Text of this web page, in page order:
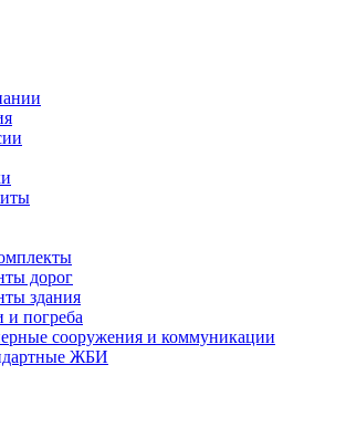
дорог
здания
и погреба
сооружения и коммуникации
ЖБИ